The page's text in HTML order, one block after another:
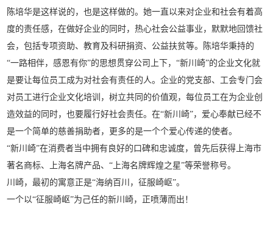
陈培华是这样说的，也是这样做的。她一直以来对企业和社会有着高
度的责任感，在做好企业的同时，热心社会公益事业，默默地回馈社
会，包括专项资助、教育及科研捐资、公益扶贫等。陈培华秉持的
“一路相伴，感恩有你”的思想贯穿公司上下，“新川崎”的企业文化就
是要让每位员工成为对社会有责任的人。企业的党支部、工会专门会
对员工进行企业文化培训，树立共同的价值观，每位员工在为企业创
造效益的同时，也要履行好社会责任。在“新川崎”，爱心奉献已经不
是一个简单的慈善捐助者，更多的是一个个爱心传递的使者。
“新川崎”在消费者当中拥有良好的口碑和忠诚度，曾先后获得上海市
著名商标、上海名牌产品、“上海名牌辉煌之星”等荣誉称号。
川崎，最初的寓意正是“海纳百川，征服崎岖”。
一个以“征服崎岖”为己任的新川崎，正喷薄而出！